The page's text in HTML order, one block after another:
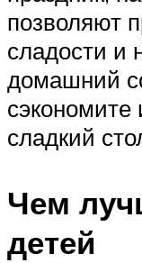
позволяют
сладости и
домашний
сэкономите
сладкий
Чем
детей